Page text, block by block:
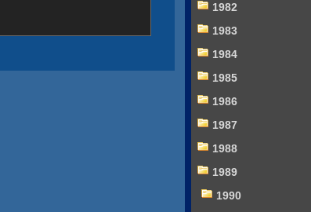
1982
1983
1984
1985
1986
1987
1988
1989
1990